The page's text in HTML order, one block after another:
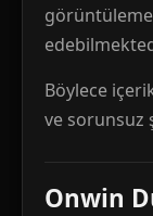
Böylece
ve sorunsuz
Onwin